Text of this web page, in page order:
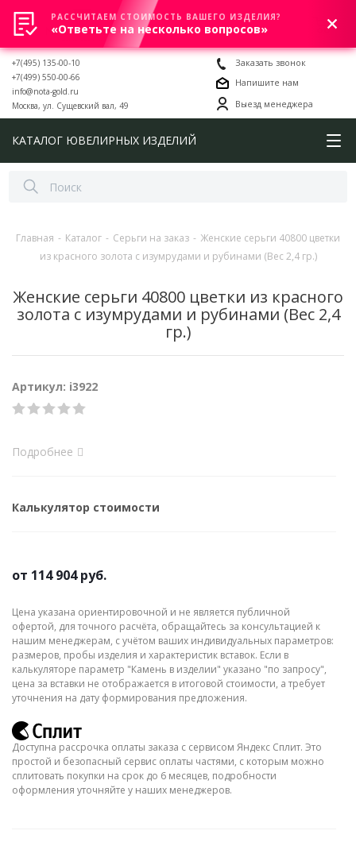
0
+7(495) 135-00-10
+7(499) 550-00-66
info@nota-gold.ru
Москва, ул. Сущевский вал, 49
Заказать звонок
Напишите нам
Выезд менеджера
КАТАЛОГ ЮВЕЛИРНЫХ ИЗДЕЛИЙ
Главная - Каталог - Серьги на заказ - Женские серьги 40800 цветки
из красного золота с изумрудами и рубинами (Вес 2,4 гр.)
Женские серьги 40800 цветки из красного
золота с изумрудами и рубинами (Вес 2,4
гр.)
Артикул: i3922
Подробнее
Калькулятор стоимости
от 114 904 руб.
Цена указана ориентировочной и не является публичной
офертой, для точного расчёта, обращайтесь за консультацией к
нашим менеджерам, с учётом ваших индивидуальных параметров:
размеров, пробы изделия и характеристик вставок. Если в
калькуляторе параметр "Камень в изделии" указано "по запросу",
цена за вставки не отображается в итоговой стоимости, а требует
уточнения на дату формирования предложения.
Доступна рассрочка оплаты заказа с сервисом Яндекс Сплит. Это
простой и безопасный сервис оплаты частями, с которым можно
сплитовать покупки на срок до 6 месяцев, подробности
оформления уточняйте у наших менеджеров.
РАССЧИТАЕМ СТОИМОСТЬ ВАШЕГО ИЗДЕЛИЯ?
«Ответьте на несколько вопросов»